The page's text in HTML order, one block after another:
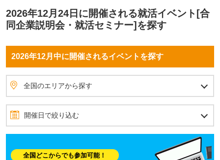
2026年12月24日に開催される就活イベント[合
同企業説明会・就活セミナー]を探す
2026年12月中に開催されるイベントを探す
全国のエリアから探す
全国のエリアから探す
北海道・東北
北海道
青森県
岩手県
秋田県
宮城県
山形県
福島県
北関東
茨城県
栃木県
群馬県
首都圏
埼玉県
東京都
神奈川県
千葉県
甲信越
山梨県
長野県
新潟県
北陸
石川県
富山県
福井県
東海
愛知県
静岡県
岐阜県
三重県
関西
大阪府
兵庫県
京都府
滋賀県
奈良県
和歌山県
四国
愛媛県
香川県
高知県
徳島県
中国
岡山県
広島県
島根県
鳥取県
山口県
九州・沖縄
福岡県
佐賀県
長崎県
熊本県
大分県
宮崎県
鹿児島県
沖縄県
開催日で絞り込む
2026年12月 1月
月 火 金 土
全国どこからでも参加可能！